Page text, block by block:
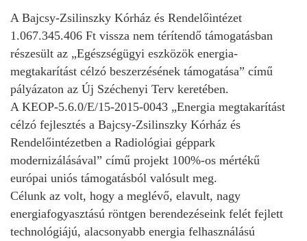
A Bajcsy-Zsilinszky Kórház és Rendelőintézet
1.067.345.406 Ft vissza nem térítendő támogatásban
részesült az „Egészségügyi eszközök energia-
megtakarítást célzó beszerzésének támogatása” című
pályázaton az Új Széchenyi Terv keretében.
A KEOP-5.6.0/E/15-2015-0043 „Energia megtakarítást
célzó fejlesztés a Bajcsy-Zsilinszky Kórház és
Rendelőintézetben a Radiológiai géppark
modernizálásával” című projekt 100%-os mértékű
európai uniós támogatásból valósult meg.
Célunk az volt, hogy a meglévő, elavult, nagy
energiafogyasztású röntgen berendezéseink felét fejlett
technológiájú, alacsonyabb energia felhasználású